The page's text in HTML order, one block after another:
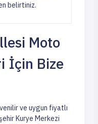
belirtiniz.
Moto
İçin Bize
ve uygun fiyatlı
Kurye Merkezi